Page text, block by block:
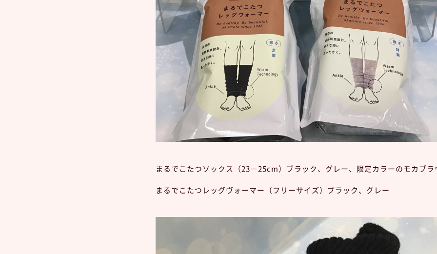
まるでこたつソックス（23－25cm）ブラック、グレー、限定カラーのモカブラ
まるでこたつレッグヴォーマー（フリーサイズ）ブラック、グレー